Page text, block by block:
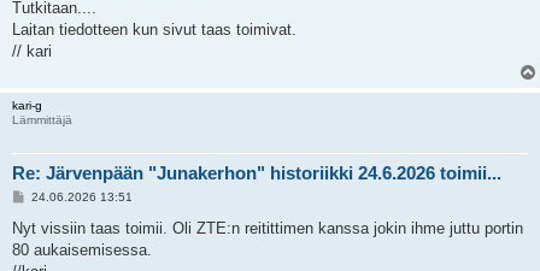
i
Tutkitaan....
Laitan tiedotteen kun sivut taas toimivat.
// kari
kari-g
Lämmittäjä
Re: Järvenpään "Junakerhon" historiikki 24.6.2026 toimii...
V
e
s
t
i
24.06.2026 13:51
Nyt vissiin taas toimii. Oli ZTE:n reitittimen kanssa jokin ihme juttu portin
80 aukaisemisessa.